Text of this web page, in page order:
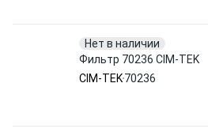
Нет в наличии
Фильтр 70236 CIM-TEK
CIM-TEK70236